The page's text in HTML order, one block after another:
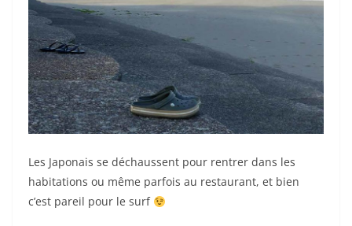
Les Japonais se déchaussent pour rentrer dans les
habitations ou même parfois au restaurant, et bien
c’est pareil pour le surf